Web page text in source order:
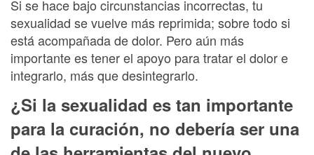
Si se hace bajo circunstancias incorrectas, tu
sexualidad se vuelve más reprimida; sobre todo si
está acompañada de dolor. Pero aún más
importante es tener el apoyo para tratar el dolor e
integrarlo, más que desintegrarlo.
¿Si la sexualidad es tan importante
para la curación, no debería ser una